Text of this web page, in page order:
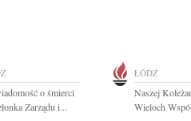
o śmierci
Zarządu i...
ŁÓDŹ
Naszej
Wieloch